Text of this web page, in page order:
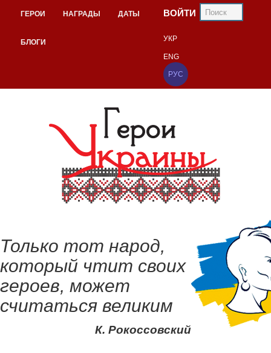
ГЕРОИ НАГРАДЫ ДАТЫ
БЛОГИ
ВОЙТИ
УКР
ENG
РУС
Только тот народ,
который чтит своих
героев, может
считаться великим
К. Рокоссовский